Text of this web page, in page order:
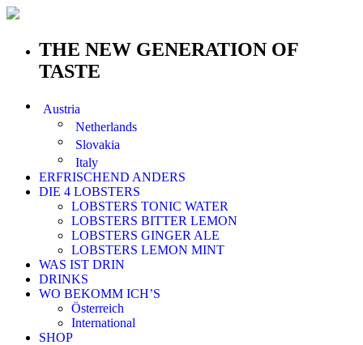
THE NEW GENERATION OF
TASTE
Austria
Netherlands
Slovakia
Italy
ERFRISCHEND ANDERS
DIE 4 LOBSTERS
LOBSTERS TONIC WATER
LOBSTERS BITTER LEMON
LOBSTERS GINGER ALE
LOBSTERS LEMON MINT
WAS IST DRIN
DRINKS
WO BEKOMM ICH’S
Österreich
International
SHOP